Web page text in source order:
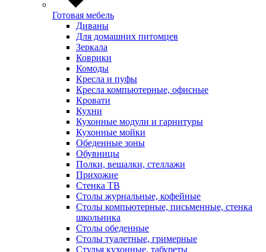
Готовая мебель
Диваны
Для домашних питомцев
Зеркала
Коврики
Комоды
Кресла и пуфы
Кресла компьютерные, офисные
Кровати
Кухни
Кухонные модули и гарнитуры
Кухонные мойки
Обеденные зоны
Обувницы
Полки, вешалки, стеллажи
Прихожие
Стенка ТВ
Столы журнальные, кофейные
Столы компьютерные, письменные, стенка
школьника
Столы обеденные
Столы туалетные, гримерные
Стулья кухонные, табуреты